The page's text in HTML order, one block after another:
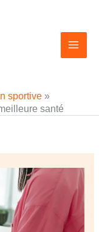
sportive »
santé